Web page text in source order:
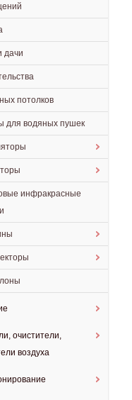
дачи
потолков
для водяных пушек
инфракрасные
очистители,
воздуха